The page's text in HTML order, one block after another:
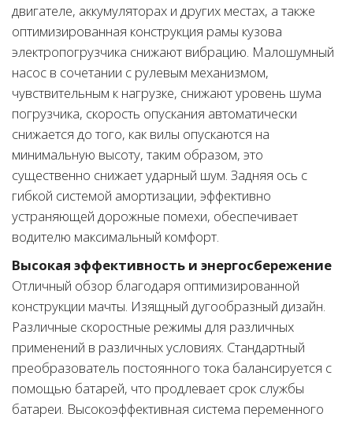
двигателе, аккумуляторах и других местах, а также
оптимизированная конструкция рамы кузова
электропогрузчика снижают вибрацию. Малошумный
насос в сочетании с рулевым механизмом,
чувствительным к нагрузке, снижают уровень шума
погрузчика, скорость опускания автоматически
снижается до того, как вилы опускаются на
минимальную высоту, таким образом, это
существенно снижает ударный шум. Задняя ось с
гибкой системой амортизации, эффективно
устраняющей дорожные помехи, обеспечивает
водителю максимальный комфорт.
Высокая эффективность и энергосбережение
Отличный обзор благодаря оптимизированной
конструкции мачты. Изящный дугообразный дизайн.
Различные скоростные режимы для различных
применений в различных условиях. Стандартный
преобразователь постоянного тока балансируется с
помощью батарей, что продлевает срок службы
батареи. Высокоэффективная система переменного